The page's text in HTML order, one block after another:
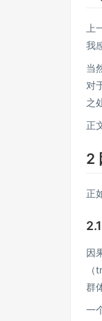
上
我
当
对
之
正
2
正
因
群
一